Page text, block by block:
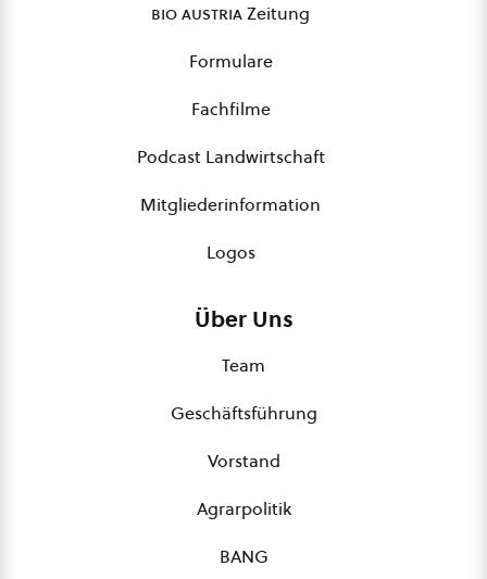
bio austriaZeitung
Formulare
Fachfilme
Podcast Landwirtschaft
Mitgliederinformation
Logos
Über Uns
Team
Geschäftsführung
Vorstand
Agrarpolitik
BANG